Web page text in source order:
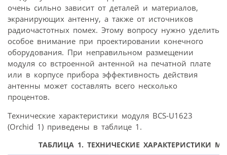
очень сильно зависит от деталей и материалов,
экранирующих антенну, а также от источников
радиочастотных помех. Этому вопросу нужно уделить
особое внимание при проектировании конечного
оборудования. При неправильном размещении
модуля со встроенной антенной на печатной плате
или в корпусе прибора эффективность действия
антенны может составлять всего несколько
процентов.
Технические характеристики модуля BCS-U1623
(Orchid 1) приведены в таблице 1.
ТАБЛИЦА 1. ТЕХНИЧЕСКИЕ ХАРАКТЕРИСТИКИ